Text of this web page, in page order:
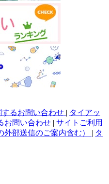
るお問い合わせ | タイアッ
お問い合わせ | サイトご利用
外部送信のご案内含む） | タ